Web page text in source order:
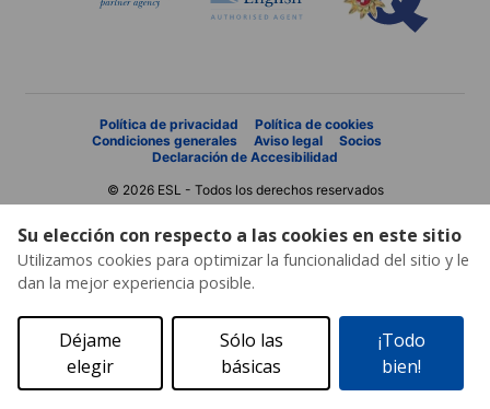
Su elección con respecto a las cookies en este sitio
Utilizamos cookies para optimizar la funcionalidad del sitio y le
dan la mejor experiencia posible.
¡Todo
bien!
Sólo las
básicas
Déjame
elegir
Política de privacidad
Política de cookies
Condiciones generales
Aviso legal
Socios
Declaración de Accesibilidad
© 2026 ESL - Todos los derechos reservados